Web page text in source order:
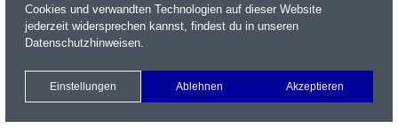
Name / WKN / ISIN / Kürzel
Xetra Realtime
Watchlist Portfolio Login
Cookies und verwandten Technologien auf dieser Website
jederzeit widersprechen kannst, findest du in unseren
Datenschutzhinweisen.
Einstellungen Ablehnen Akzeptieren